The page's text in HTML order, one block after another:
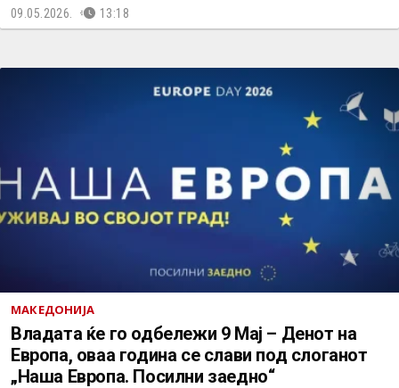
09.05.2026. 13:18
МАКЕДОНИЈА
Владата ќе го одбележи 9 Мај – Денот на
Европа, оваа година се слави под слоганот
„Наша Европа. Посилни заедно“